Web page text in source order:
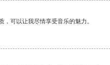
可以让我尽情享受音乐的魅力。